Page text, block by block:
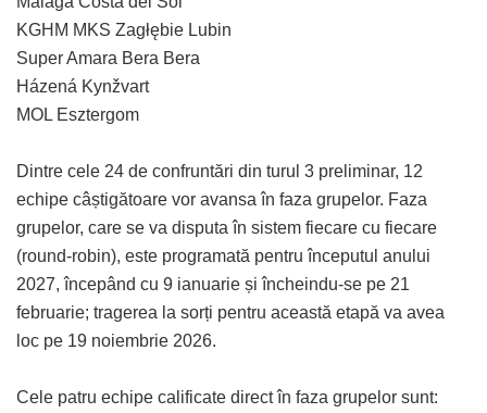
KGHM MKS Zagłębie Lubin
Super Amara Bera Bera
Házená Kynžvart
MOL Esztergom
Dintre cele 24 de confruntări din turul 3 preliminar, 12
echipe câștigătoare vor avansa în faza grupelor. Faza
grupelor, care se va disputa în sistem fiecare cu fiecare
(round-robin), este programată pentru începutul anului
2027, începând cu 9 ianuarie și încheindu-se pe 21
februarie; tragerea la sorți pentru această etapă va avea
loc pe 19 noiembrie 2026.
Cele patru echipe calificate direct în faza grupelor sunt: